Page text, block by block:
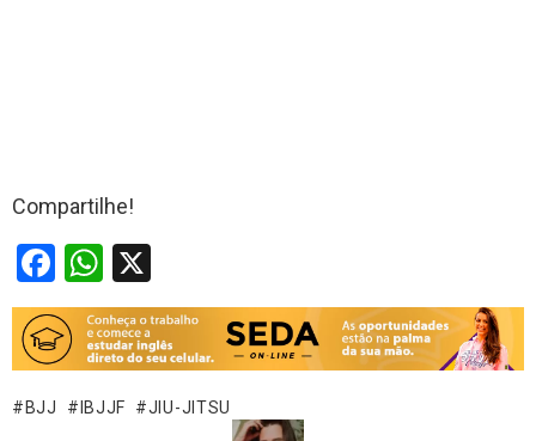
Compartilhe!
F
a
ce
b
o
W
h
at
s
A
BJJ IBJJF JIU-JITSU